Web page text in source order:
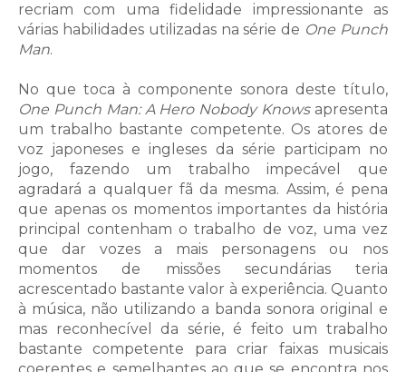
recriam com uma fidelidade impressionante as
várias habilidades utilizadas na série de One Punch
Man.
No que toca à componente sonora deste título,
One Punch Man: A Hero Nobody Knowsapresenta
um trabalho bastante competente. Os atores de
voz japoneses e ingleses da série participam no
jogo, fazendo um trabalho impecável que
agradará a qualquer fã da mesma. Assim, é pena
que apenas os momentos importantes da história
principal contenham o trabalho de voz, uma vez
que dar vozes a mais personagens ou nos
momentos de missões secundárias teria
acrescentado bastante valor à experiência. Quanto
à música, não utilizando a banda sonora original e
mas reconhecível da série, é feito um trabalho
bastante competente para criar faixas musicais